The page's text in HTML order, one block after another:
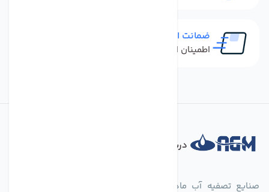
ضمانت اصل بودن کالا
اطمینان از خرید کالای اورجینال
درباره فروشگاه